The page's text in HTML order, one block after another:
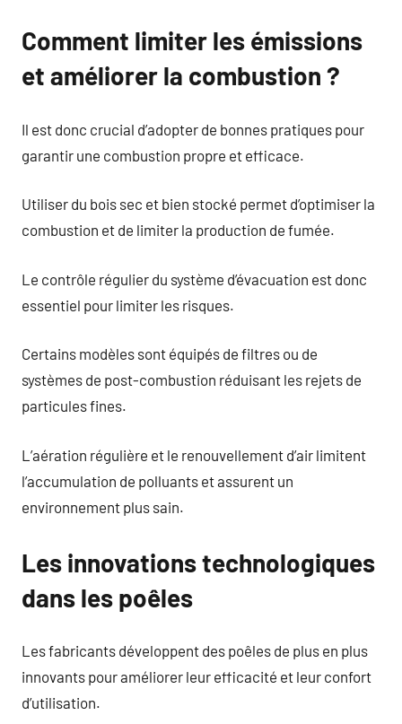
Comment limiter les émissions
et améliorer la combustion ?
Il est donc crucial d’adopter de bonnes pratiques pour
garantir une combustion propre et efficace.
Utiliser du bois sec et bien stocké permet d’optimiser la
combustion et de limiter la production de fumée.
Le contrôle régulier du système d’évacuation est donc
essentiel pour limiter les risques.
Certains modèles sont équipés de filtres ou de
systèmes de post-combustion réduisant les rejets de
particules fines.
L’aération régulière et le renouvellement d’air limitent
l’accumulation de polluants et assurent un
environnement plus sain.
Les innovations technologiques
dans les poêles
Les fabricants développent des poêles de plus en plus
innovants pour améliorer leur efficacité et leur confort
d’utilisation.